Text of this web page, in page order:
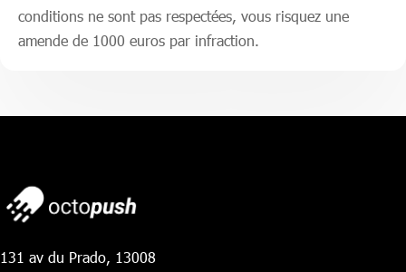
conditions ne sont pas respectées, vous risquez une
amende de 1000 euros par infraction.
131 av du Prado, 13008